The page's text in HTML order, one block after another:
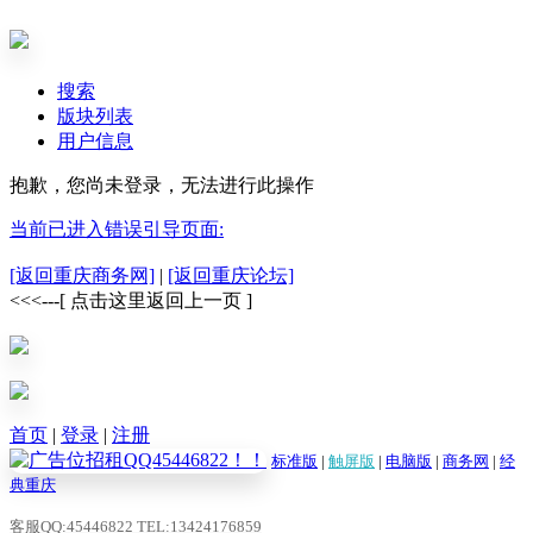
搜索
版块列表
用户信息
抱歉，您尚未登录，无法进行此操作
当前已进入错误引导页面:
[返回重庆商务网] | [返回重庆论坛]
<<<---[ 点击这里返回上一页 ]
首页 | 登录 | 注册
标准版 | 触屏版 | 电脑版 | 商务网 | 经
典重庆
客服QQ:45446822 TEL:13424176859